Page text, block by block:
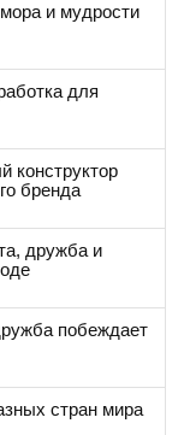
и мудрости
для
конструктор
бренда
дружба и
побеждает
стран мира